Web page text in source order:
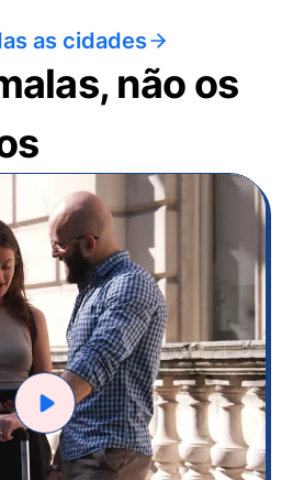
as cidades
não os